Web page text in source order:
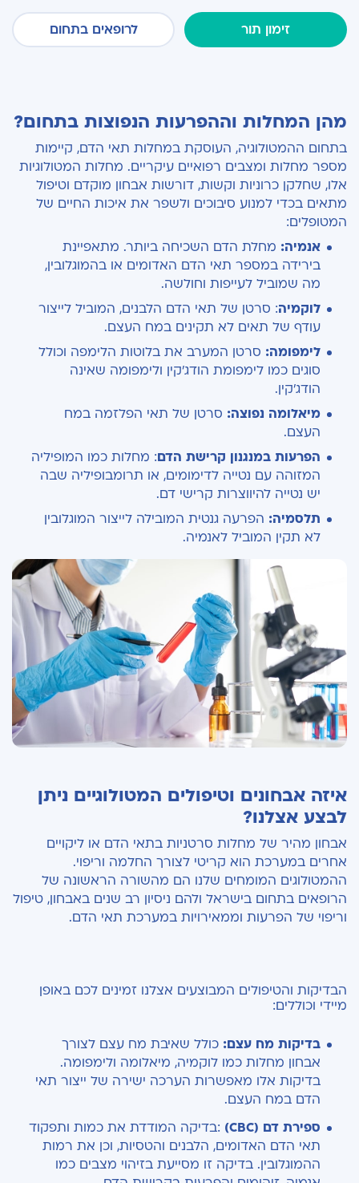
זימון תור לרופאים בתחום
מהן המחלות וההפרעות הנפוצות בתחום?
בתחום ההמטולוגיה, העוסקת במחלות תאי הדם, קיימות
מספר מחלות ומצבים רפואיים עיקריים. מחלות המטולוגיות
אלו, שחלקן כרוניות וקשות, דורשות אבחון מוקדם וטיפול
מתאים בכדי למנוע סיבוכים ולשפר את איכות החיים של
המטופלים:
אנמיה: מחלת הדם השכיחה ביותר. מתאפיינת
בירידה במספר תאי הדם האדומים או בהמוגלובין,
מה שמוביל לעייפות וחולשה.
לוקמיה: סרטן של תאי הדם הלבנים, המוביל לייצור
עודף של תאים לא תקינים במח העצם.
לימפומה: סרטן המערב את בלוטות הלימפה וכולל
סוגים כמו לימפומת הודג'קין ולימפומה שאינה
הודג'קין.
מיאלומה נפוצה: סרטן של תאי הפלזמה במח
העצם.
הפרעות במנגנון קרישת הדם: מחלות כמו המופיליה
המזוהה עם נטייה לדימומים, או תרומבופיליה שבה
יש נטייה להיווצרות קרישי דם.
תלסמיה: הפרעה גנטית המובילה לייצור המוגלובין
לא תקין המוביל לאנמיה.
איזה אבחונים וטיפולים המטולוגיים ניתן
לבצע אצלנו?
אבחון מהיר של מחלות סרטניות בתאי הדם או ליקויים
אחרים במערכת הוא קריטי לצורך החלמה וריפוי.
ההמטולוגים המומחים שלנו הם מהשורה הראשונה של
הרופאים בתחום בישראל ולהם ניסיון רב שנים באבחון, טיפול
וריפוי של הפרעות וממאירויות במערכת תאי הדם.
הבדיקות והטיפולים המבוצעים אצלנו זמינים לכם באופן
מיידי וכוללים:
בדיקות מח עצם:כולל שאיבת מח עצם לצורך
אבחון מחלות כמו לוקמיה, מיאלומה ולימפומה.
בדיקות אלו מאפשרות הערכה ישירה של ייצור תאי
הדם במח העצם.
ספירת דם (CBC)
:בדיקה המודדת את כמות ותפקוד
תאי הדם האדומים, הלבנים והטסיות, וכן את רמות
ההמוגלובין. בדיקה זו מסייעת בזיהוי מצבים כמו